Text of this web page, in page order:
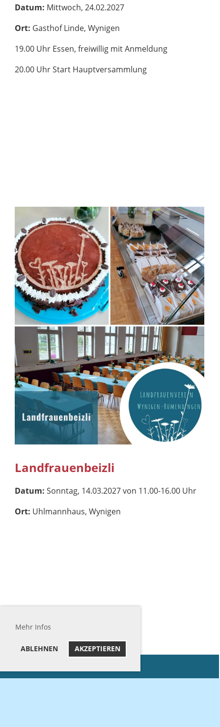
Mehr Infos
ABLEHNEN AKZEPTIEREN
Datum: Mittwoch, 24.02.2027
Ort: Gasthof Linde, Wynigen
19.00 Uhr Essen, freiwillig mit Anmeldung
20.00 Uhr Start Hauptversammlung
Landfrauenbeizli
Datum: Sonntag, 14.03.2027 von 11.00-16.00 Uhr
Ort: Uhlmannhaus, Wynigen